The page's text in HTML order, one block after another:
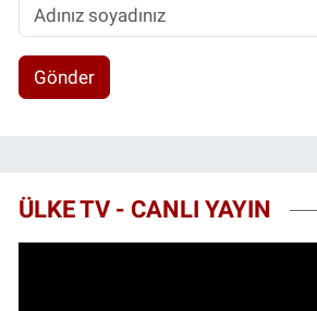
Gönder
ÜLKE TV - CANLI YAYIN